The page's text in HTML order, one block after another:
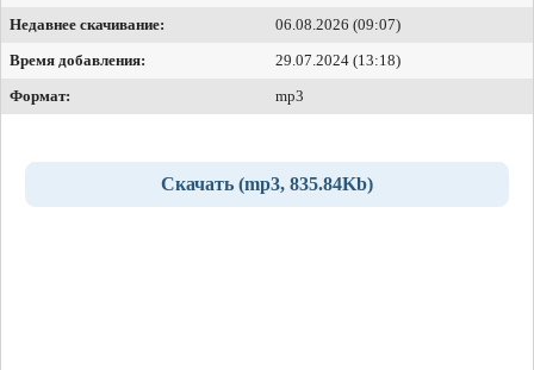
Недавнее скачивание:
06.08.2026 (09:07)
Время добавления:
29.07.2024 (13:18)
Формат:
mp3
Скачать (mp3, 835.84Kb)